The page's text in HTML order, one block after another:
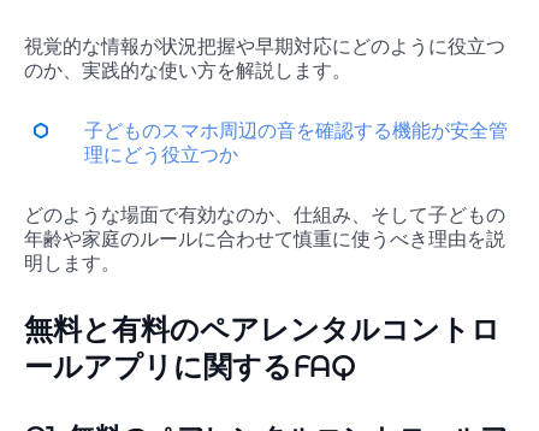
視覚的な情報が状況把握や早期対応にどのように役立つ
のか、実践的な使い方を解説します。
子どものスマホ周辺の音を確認する機能が安全管
理にどう役立つか
どのような場面で有効なのか、仕組み、そして子どもの
年齢や家庭のルールに合わせて慎重に使うべき理由を説
明します。
無料と有料のペアレンタルコントロ
ールアプリに関するFAQ